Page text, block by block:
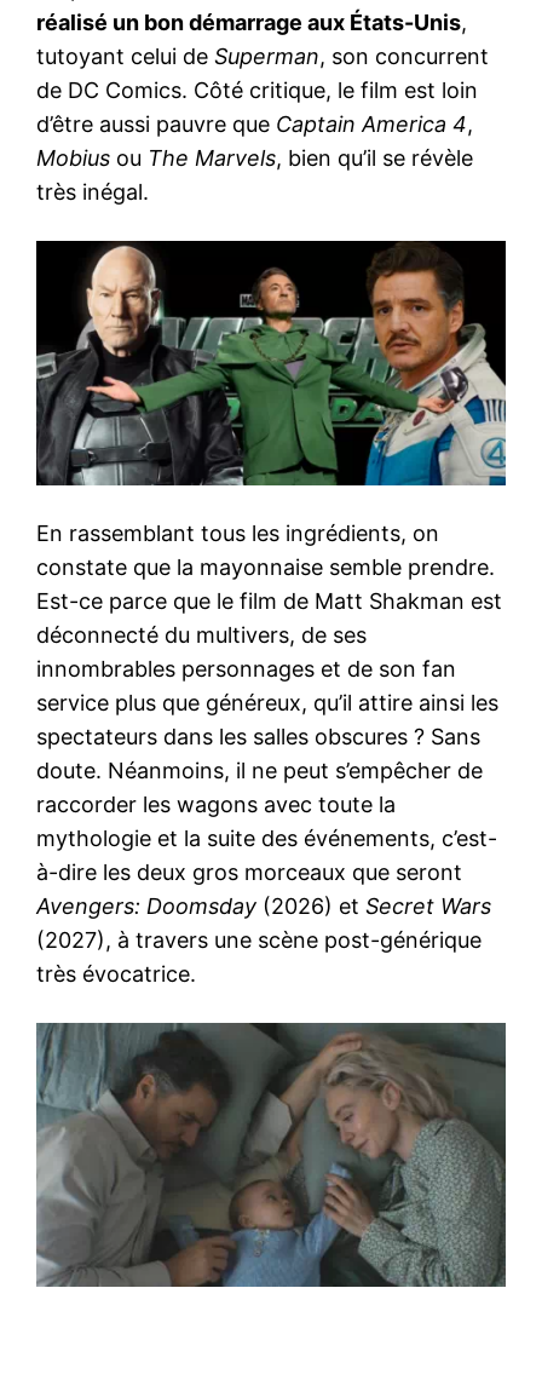
réalisé un bon démarrage aux États-Unis,
tutoyant celui de Superman, son concurrent
de DC Comics. Côté critique, le film est loin
d’être aussi pauvre que Captain America 4,
Mobius ou The Marvels, bien qu’il se révèle
très inégal.
En rassemblant tous les ingrédients, on
constate que la mayonnaise semble prendre.
Est-ce parce que le film de Matt Shakman est
déconnecté du multivers, de ses
innombrables personnages et de son fan
service plus que généreux, qu’il attire ainsi les
spectateurs dans les salles obscures ? Sans
doute. Néanmoins, il ne peut s’empêcher de
raccorder les wagons avec toute la
mythologie et la suite des événements, c’est-
à-dire les deux gros morceaux que seront
Avengers: Doomsday (2026) et Secret Wars
(2027), à travers une scène post-générique
très évocatrice.